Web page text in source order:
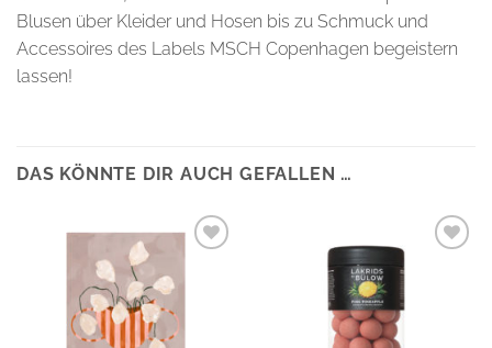
Blusen über Kleider und Hosen bis zu Schmuck und
Accessoires des Labels MSCH Copenhagen begeistern
lassen!
DAS KÖNNTE DIR AUCH GEFALLEN …